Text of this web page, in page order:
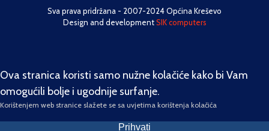
Sva prava pridržana - 2007-2024 Općina Kreševo
Design and developmentSIK computers
Ova stranica koristi samo nužne kolačiće kako bi Vam
omogućili bolje i ugodnije surfanje.
Korištenjem web stranice slažete se sa uvjetima korištenja kolačića
Prihvati